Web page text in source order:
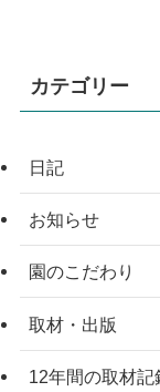
カテゴリー
日記
お知らせ
園のこだわり
取材・出版
12年間の取材記